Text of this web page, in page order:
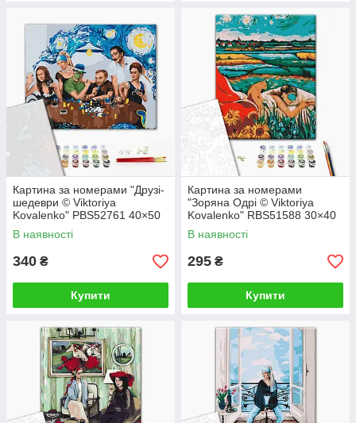
Картина за номерами "Друзі-
шедеври © Viktoriya
Kovalenko" PBS52761 40×50
см
В наявності
340 ₴
Купити
Картина за номерами
"Зоряна Одрі © Viktoriya
Kovalenko" RBS51588 30×40
см
В наявності
295 ₴
Купити